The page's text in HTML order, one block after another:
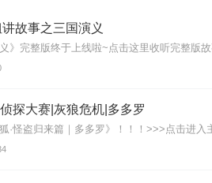
故事之三国演义
探大赛|灰狼危机|多多罗